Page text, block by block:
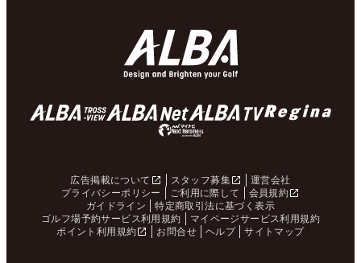
広告掲載について スタッフ募集
運営会社
プライバシーポリシー
ご利用に際して
会員規約
ガイドライン
特定商取引法に基づく表示
ゴルフ場予約サービス利用規約
マイページサービス利用規約
ポイント利用規約
お問合せ ヘルプ サイトマップ